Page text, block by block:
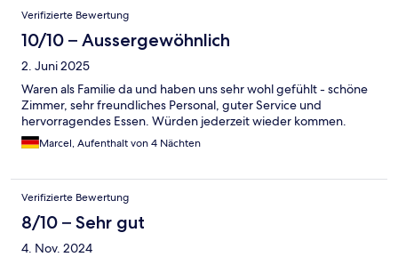
Verifizierte Bewertung
10/10 – Aussergewöhnlich
2. Juni 2025
Waren als Familie da und haben uns sehr wohl gefühlt - schöne
Zimmer, sehr freundliches Personal, guter Service und
hervorragendes Essen. Würden jederzeit wieder kommen.
Marcel, Aufenthalt von 4 Nächten
Verifizierte Bewertung
8/10 – Sehr gut
4. Nov. 2024